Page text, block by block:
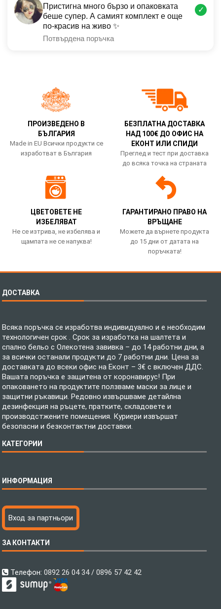
Пристигна много бързо и опаковката
беше супер. А самият комплект е още
по-красив на живо ✨
Потвърдена поръчка
✓
ПРОИЗВЕДЕНО В
БЪЛГАРИЯ
Made in EU Всички продукти се
изработват в България
БЕЗПЛАТНА ДОСТАВКА
НАД 100€ ДО ОФИС НА
ЕКОНТ ИЛИ СПИДИ
Преглед и тест при доставка
до всяка точка на страната
ЦВЕТОВЕТЕ НЕ
ИЗБЕЛЯВАТ
Не се изтрива, не избелява и
щампата не се напуква!
ГАРАНТИРАНО ПРАВО НА
ВРЪЩАНЕ
Можете да върнете продукта
до 15 дни от датата на
поръчката!
ДОСТАВКА
Всяка поръчка се изработва индивидуално и е необходим
технологичен срок . Срок за изработка на шалтета и
спално бельо с Олекотена завивка – до 14 работни дни, а
за всички останали продукти до 7 работни дни. Цена за
доставката до всеки офис на Еконт – 3€ с включен ДДС.
Вашата поръчка е защитена от коронавирус! При
опаковането на продуктите ползваме маски за лице и
защитни ръкавици. Редовно извършваме детайлна
дезинфекция на ръцете, пратките, складовете и
производстжените помещения. Куриери извършат
безопасни и безконтактни доставки.
КАТЕГОРИИ
Бебешки спални комплекти
Тениски с пълноцветен печат
Хавлиени кърпи
Пончо за водни спортове
Микрофибърни Велурени Кърпи
Детски пончота
Тениски
ИНФОРМАЦИЯ
Технология на печатане
Файлове за печат
Как да поръчам?
С какво сме различни?
Контакти
Общи Условия
Вход за партньори
ЗА КОНТАКТИ
Телефон:0892 26 04 34 / 0896 57 42 42